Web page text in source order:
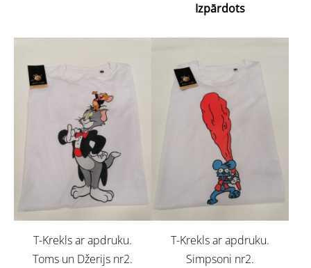
Izpārdots
T-Krekls ar apdruku.
Toms un Džerijs nr2.
T-Krekls ar apdruku.
Simpsoni nr2.